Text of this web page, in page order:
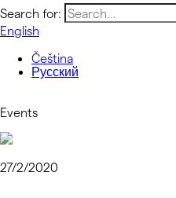
Search for:
English
Čeština
Русский
Events
27/2/2020